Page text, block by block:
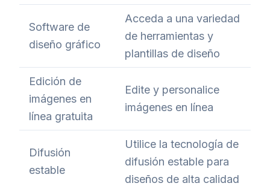
Software de
diseño gráfico
Acceda a una variedad
de herramientas y
plantillas de diseño
Edición de
imágenes en
línea gratuita
Edite y personalice
imágenes en línea
Difusión
estable
Utilice la tecnología de
difusión estable para
diseños de alta calidad